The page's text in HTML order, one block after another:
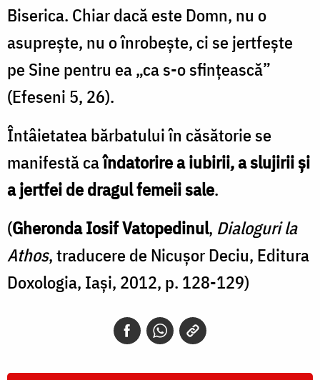
Biserica. Chiar dacă este Domn, nu o
asupreşte, nu o înrobeşte, ci se jertfeşte
pe Sine pentru ea „ca s-o sfinţească”
(Efeseni 5, 26).
Întâie­tatea bărbatului în căsătorie se
manifestă caîndato­rire a iubirii, a slujirii şi
a jertfei de dragul femeii sale.
(Gheronda Iosif Vatopedinul, Dialoguri la
Athos, traducere de Nicușor Deciu, Editura
Doxologia, Iași, 2012, p. 128-129)